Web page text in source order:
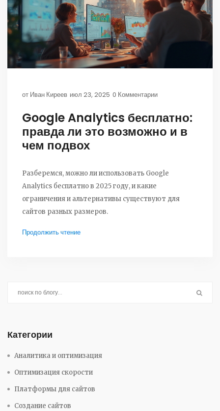
от Иван Киреев июл 23, 2025 0 Комментарии
Google Analytics бесплатно:
правда ли это возможно и в
чем подвох
Разберемся, можно ли использовать Google
Analytics бесплатно в 2025 году, и какие
ограничения и альтернативы существуют для
сайтов разных размеров.
Продолжить чтение
Категории
Аналитика и оптимизация
Оптимизация скорости
Платформы для сайтов
Создание сайтов